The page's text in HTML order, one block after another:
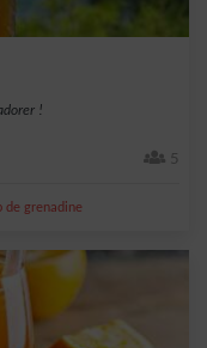
!
5
de grenadine